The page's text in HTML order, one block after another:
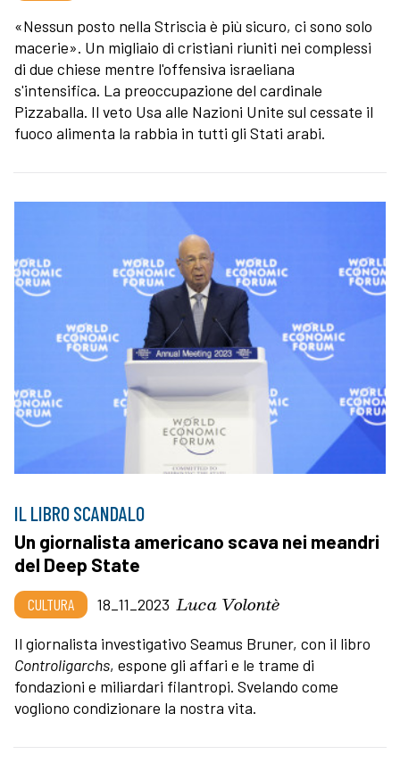
«Nessun posto nella Striscia è più sicuro, ci sono solo
macerie». Un migliaio di cristiani riuniti nei complessi
di due chiese mentre l'offensiva israeliana
s'intensifica. La preoccupazione del cardinale
Pizzaballa. Il veto Usa alle Nazioni Unite sul cessate il
fuoco alimenta la rabbia in tutti gli Stati arabi.
IL LIBRO SCANDALO
Un giornalista americano scava nei meandri
del Deep State
CULTURA 18_11_2023 Luca Volontè
Il giornalista investigativo Seamus Bruner, con il libro
Controligarchs, espone gli affari e le trame di
fondazioni e miliardari filantropi. Svelando come
vogliono condizionare la nostra vita.